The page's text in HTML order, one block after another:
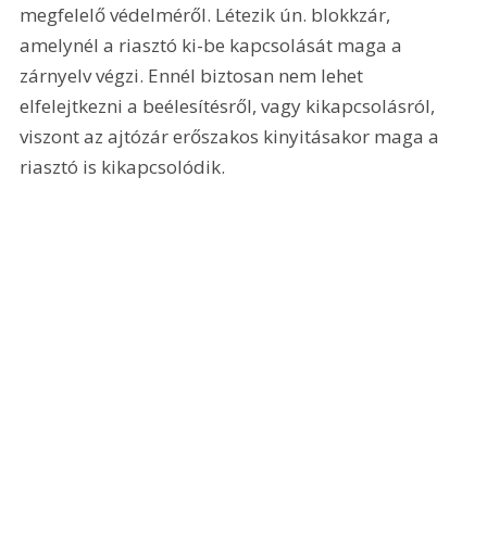
megfelelő védelméről. Létezik ún. blokkzár,
amelynél a riasztó ki-be kapcsolását maga a
zárnyelv végzi. Ennél biztosan nem lehet
elfelejtkezni a beélesítésről, vagy kikapcsolásról,
viszont az ajtózár erőszakos kinyitásakor maga a
riasztó is kikapcsolódik.